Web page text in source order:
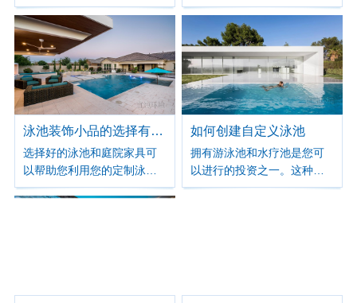
拥有的空间。
多。泳池翻新可以让您的泳
池焕然一新，让您的后院焕
然一新。我们可以完成大规
模改造，让您的泳池焕然一
新。
季联系在一起，尽管在阳光
明媚的南方，我们经常有一
个较长的游泳季节。但是，
您不需要在游泳的同时建造
游泳池。事实上，在秋季或
冬季建造游泳池的原因有很
多。
泳池装饰小品的选择有哪些
选择好的泳池和庭院家具可
以帮助您利用您的定制泳
池。在池畔放松时，您可以
水。
如何创建自定义泳池
拥有游泳池和水疗池是您可
以进行的投资之一。这种添
加将使您成为朋友和家人羡
成现实，我们可以将您的后